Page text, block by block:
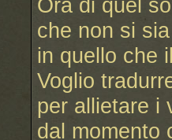
Ora di quel
che non si
in quello che
Voglio
per allietare i
dal momento